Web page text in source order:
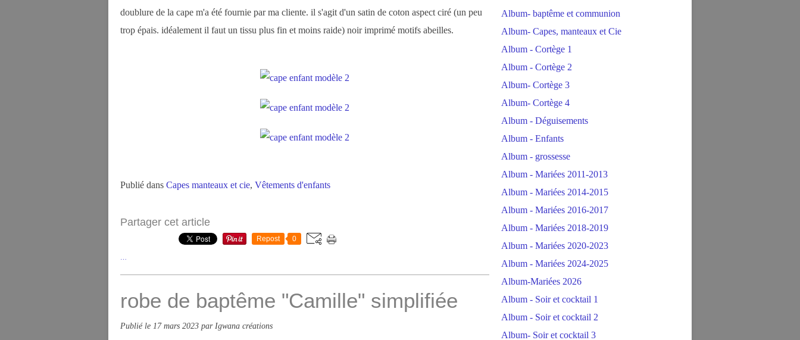
doublure de la cape m'a été fournie par ma cliente. il s'agit d'un satin de coton aspect ciré (un peu
trop épais. idéalement il faut un tissu plus fin et moins raide) noir imprimé motifs abeilles.
Publié dans Capes manteaux et cie, Vêtements d'enfants
Partager cet article
Repost 0
robe de baptême "Camille" simplifiée
Publié le 17 mars 2023 par Igwana créations
Album- baptême et communion
Album- Capes, manteaux et Cie
Album - Cortège 1
Album - Cortège 2
Album- Cortège 3
Album- Cortège 4
Album - Déguisements
Album - Enfants
Album - grossesse
Album - Mariées 2011-2013
Album - Mariées 2014-2015
Album - Mariées 2016-2017
Album - Mariées 2018-2019
Album - Mariées 2020-2023
Album - Mariées 2024-2025
Album-Mariées 2026
Album - Soir et cocktail 1
Album - Soir et cocktail 2
Album- Soir et cocktail 3